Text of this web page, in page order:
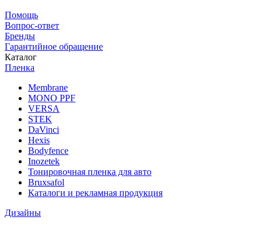
Помощь
Вопрос-ответ
Бренды
Гарантийное обращение
Каталог
Пленка
Membrane
MONO PPF
VERSA
STEK
DaVinci
Hexis
Bodyfence
Inozetek
Тонировочная пленка для авто
Bruxsafol
Каталоги и рекламная продукция
Дизайны